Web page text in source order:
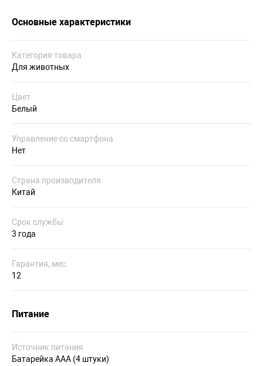
Основные характеристики
Категория товара
Для животных
Цвет
Белый
Управление со смартфона
Нет
Страна производителя
Китай
Срок службы
3 года
Гарантия, мес.
12
Питание
Источник питания
Батарейка AAА (4 штуки)